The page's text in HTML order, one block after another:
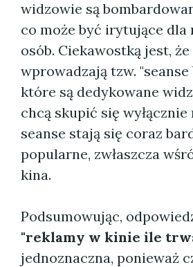
widzowie są
co może być irytujące
osób. Ciekawostką jest,
wprowadzają tzw. "seanse
które są dedykowane
chcą skupić się
seanse stają się coraz
popularne, zwłaszcza
kina.
Podsumowując,
"reklamy w kinie ile
jednoznaczna, ponieważ